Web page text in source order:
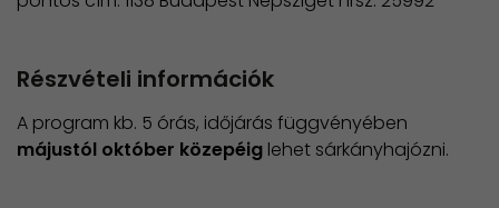
Részvételi információk
A program kb. 5 órás, időjárás függvényében
májustól október közepéig lehet sárkányhajózni.